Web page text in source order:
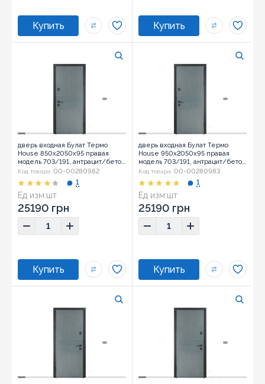
дверь входная Булат Термо
House 850x2050x95 правая
модель 703/191, антрацит/бетон
антрацит (0008)
Код товара: 00-00280982
Ед изм:шт
1
25190 грн
дверь входная Булат Термо
House 950x2050x95 правая
модель 703/191, антрацит/бетон
антрацит (0008)
Код товара: 00-00280983
Ед изм:шт
1
25190 грн